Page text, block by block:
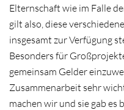
Elternschaft wie im Falle
gilt also, diese
insgesamt zur Verfügung
Besonders für
gemeinsam Gelder
Zusammenarbeit sehr
machen wir und sie gab es